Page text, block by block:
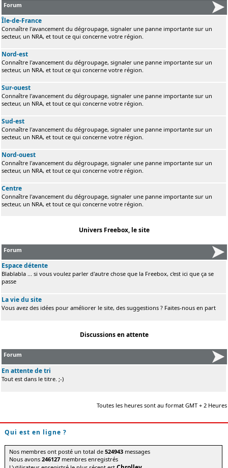
Forum
Île-de-France
Connaître l'avancement du dégroupage, signaler une panne importante sur un
secteur, un NRA, et tout ce qui concerne votre région.
Nord-est
Connaître l'avancement du dégroupage, signaler une panne importante sur un
secteur, un NRA, et tout ce qui concerne votre région.
Sur-ouest
Connaître l'avancement du dégroupage, signaler une panne importante sur un
secteur, un NRA, et tout ce qui concerne votre région.
Sud-est
Connaître l'avancement du dégroupage, signaler une panne importante sur un
secteur, un NRA, et tout ce qui concerne votre région.
Nord-ouest
Connaître l'avancement du dégroupage, signaler une panne importante sur un
secteur, un NRA, et tout ce qui concerne votre région.
Centre
Connaître l'avancement du dégroupage, signaler une panne importante sur un
secteur, un NRA, et tout ce qui concerne votre région.
Univers Freebox, le site
Forum
Espace détente
Blablabla ... si vous voulez parler d'autre chose que la Freebox, c'est ici que ça se
passe
La vie du site
Vous avez des idées pour améliorer le site, des suggestions ? Faites-nous en part
Discussions en attente
Forum
En attente de tri
Tout est dans le titre. ;-)
Toutes les heures sont au format GMT + 2 Heures
Qui est en ligne ?
Nos membres ont posté un total de524943 messages
Nous avons246127 membres enregistrés